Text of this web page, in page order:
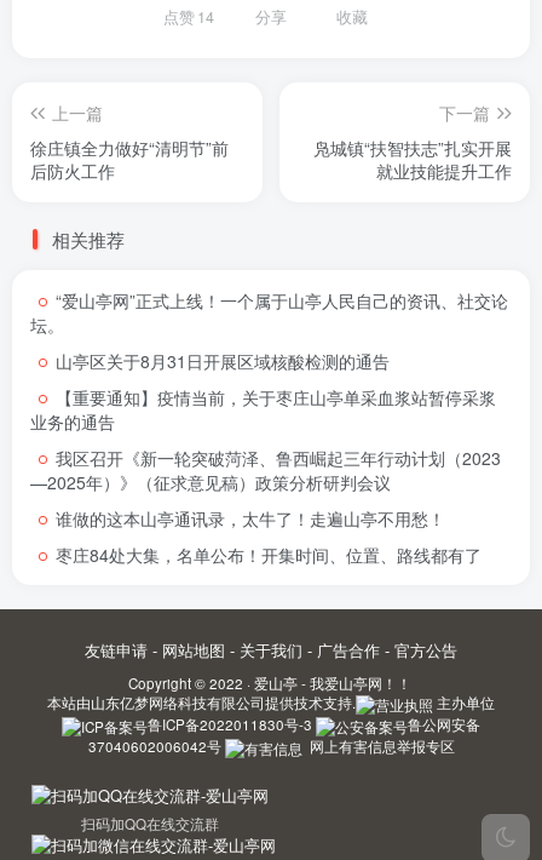
点赞14 分享 收藏
上一篇
徐庄镇全力做好“清明节”前
后防火工作
下一篇
凫城镇“扶智扶志”扎实开展
就业技能提升工作
相关推荐
“爱山亭网”正式上线！一个属于山亭人民自己的资讯、社交论
坛。
山亭区关于8月31日开展区域核酸检测的通告
【重要通知】疫情当前，关于枣庄山亭单采血浆站暂停采浆
业务的通告
我区召开《新一轮突破菏泽、鲁西崛起三年行动计划（2023
—2025年）》（征求意见稿）政策分析研判会议
谁做的这本山亭通讯录，太牛了！走遍山亭不用愁！
枣庄84处大集，名单公布！开集时间、位置、路线都有了
友链申请 - 网站地图 - 关于我们 - 广告合作 - 官方公告
Copyright © 2022 · 爱山亭 - 我爱山亭网！！
本站由山东亿梦网络科技有限公司提供技术支持.
主办单位
鲁ICP备2022011830号-3
鲁公网安备
37040602006042号
网上有害信息举报专区
扫码加QQ在线交流群